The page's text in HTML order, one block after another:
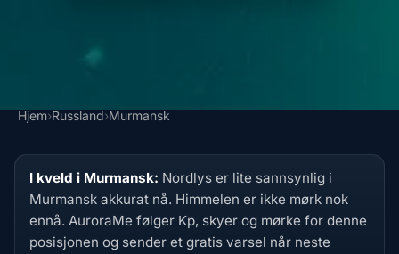
Hjem›Russland›Murmansk
I kveld i Murmansk: Nordlys er lite sannsynlig i
Murmansk akkurat nå. Himmelen er ikke mørk nok
ennå. AuroraMe følger Kp, skyer og mørke for denne
posisjonen og sender et gratis varsel når neste